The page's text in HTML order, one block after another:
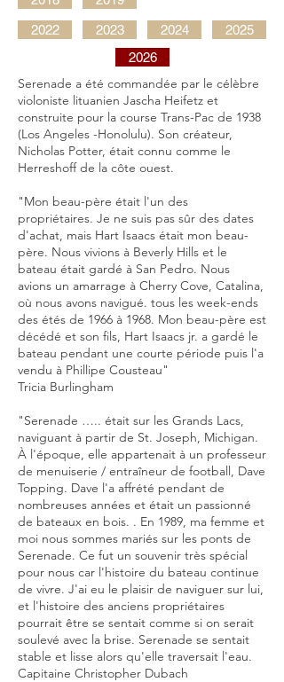
2022
2023 2024
2025
2026
Serenade a été commandée par le célèbre
violoniste lituanien Jascha Heifetz et
construite pour la course Trans-Pac de 1938
(Los Angeles -Honolulu). Son créateur,
Nicholas Potter, était connu comme le
Herreshoff de la côte ouest.
"Mon beau-père était l'un des
propriétaires. Je ne suis pas sûr des dates
d'achat, mais Hart Isaacs était mon beau-
père. Nous vivions à Beverly Hills et le
bateau était gardé à San Pedro. Nous
avions un amarrage à Cherry Cove, Catalina,
où nous avons navigué. tous les week-ends
des étés de 1966 à 1968. Mon beau-père est
décédé et son fils, Hart Isaacs jr. a gardé le
bateau pendant une courte période puis l'a
vendu à Phillipe Cousteau"
Tricia Burlingham
"Serenade ….. était sur les Grands Lacs,
naviguant à partir de St. Joseph, Michigan.
À l'époque, elle appartenait à un professeur
de menuiserie / entraîneur de football, Dave
Topping. Dave l'a affrété pendant de
nombreuses années et était un passionné
de bateaux en bois. . En 1989, ma femme et
moi nous sommes mariés sur les ponts de
Serenade. Ce fut un souvenir très spécial
pour nous car l'histoire du bateau continue
de vivre. J'ai eu le plaisir de naviguer sur lui,
et l'histoire des anciens propriétaires
pourrait être se sentait comme si on serait
soulevé avec la brise. Serenade se sentait
stable et lisse alors qu'elle traversait l'eau.
Capitaine Christopher Dubach